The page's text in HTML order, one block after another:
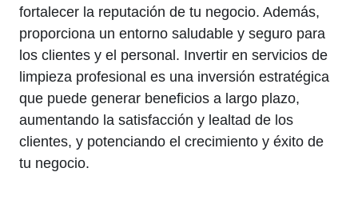
fortalecer la reputación de tu negocio. Además,
proporciona un entorno saludable y seguro para
los clientes y el personal. Invertir en servicios de
limpieza profesional es una inversión estratégica
que puede generar beneficios a largo plazo,
aumentando la satisfacción y lealtad de los
clientes, y potenciando el crecimiento y éxito de
tu negocio.